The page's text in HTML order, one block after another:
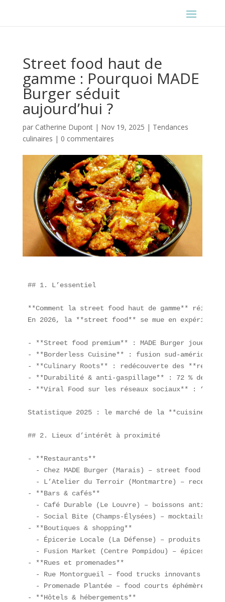
Street food haut de
gamme : Pourquoi MADE
Burger séduit
aujourd’hui ?
par Catherine Dupont| Nov 19, 2025 | Tendances
culinaires | 0 commentaires
## 1. L’essentiel
**Comment la street food haut de gamme**
En 2026, la **street food** se mue en
- **Street food premium** : MADE Burger joue
- **Borderless Cuisine** : fusion sud-
- **Culinary Roots** : redécouverte des
- **Durabilité & anti-gaspillage** : 72 % des
- **Viral Food sur les réseaux sociaux** :
Statistique 2025 : le marché de la **cuisine
## 2. Lieux d’intérêt à proximité
- **Restaurants**
- Chez MADE Burger (Marais) – street food
- L’Atelier du Terroir (Montmartre) –
- **Bars & cafés**
- Café Durable (Le Louvre) – boissons anti-
- Social Bite (Champs-Élysées) – mocktails
- **Boutiques & shopping**
- Épicerie Locale (La Défense) – produits du
- Fusion Market (Centre Pompidou) – épices
- **Rues et promenades**
  - Rue Montorgueil – food trucks innovants
  - Promenade Plantée – food courts éphémères
- **Hôtels & hébergements**